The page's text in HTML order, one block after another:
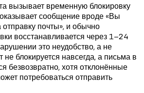
вызывает временную блокировку
сообщение вроде «Вы
почты», и обычно
восстанавливается через 1–24
это неудобство, а не
не блокируется навсегда, а письма в
безвозвратно, хотя отклонённые
потребоваться отправить